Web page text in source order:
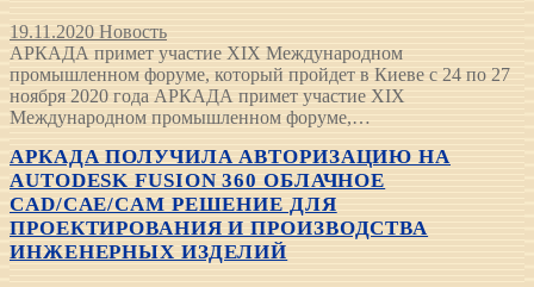
19.11.2020 Новость
АРКАДА примет участие XIX Международном
промышленном форуме, который пройдет в Киеве с 24 по 27
ноября 2020 года АРКАДА примет участие XIX
Международном промышленном форуме,…
АРКАДА ПОЛУЧИЛА АВТОРИЗАЦИЮ НА
AUTODESK FUSION 360 ОБЛАЧНОЕ
CAD/CAE/CAM РЕШЕНИЕ ДЛЯ
ПРОЕКТИРОВАНИЯ И ПРОИЗВОДСТВА
ИНЖЕНЕРНЫХ ИЗДЕЛИЙ